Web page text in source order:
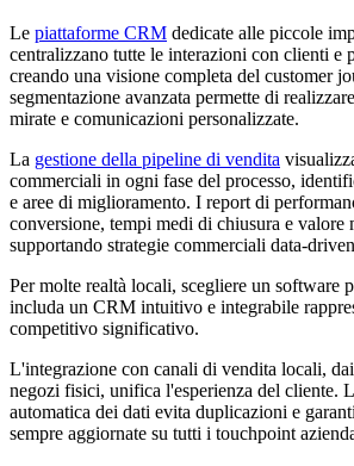
Le piattaforme CRM dedicate alle piccole
centralizzano tutte le interazioni con clienti e
creando una visione completa del customer
segmentazione avanzata permette di
mirate e comunicazioni personalizzate.
La gestione della pipeline di vendita
commerciali in ogni fase del processo,
e aree di miglioramento. I report di
conversione, tempi medi di chiusura e valore
supportando strategie commerciali data-
Per molte realtà locali, scegliere un software
includa un CRM intuitivo e integrabile
competitivo significativo.
L'integrazione con canali di vendita locali,
negozi fisici, unifica l'esperienza del cliente.
automatica dei dati evita duplicazioni e
sempre aggiornate su tutti i touchpoint